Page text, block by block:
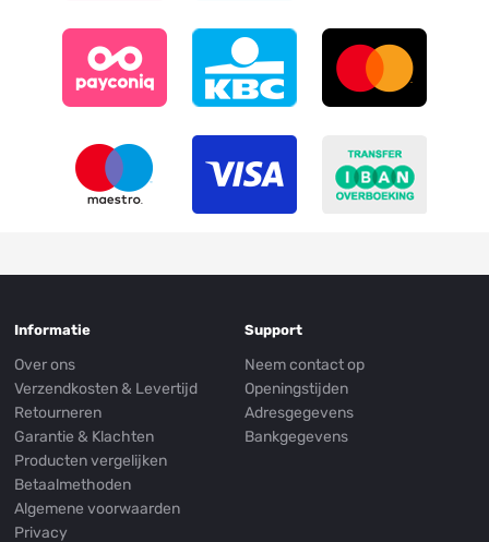
Informatie
Over ons
Verzendkosten & Levertijd
Retourneren
Garantie & Klachten
Producten vergelijken
Betaalmethoden
Algemene voorwaarden
Privacy
Support
Neem contact op
Openingstijden
Adresgegevens
Bankgegevens